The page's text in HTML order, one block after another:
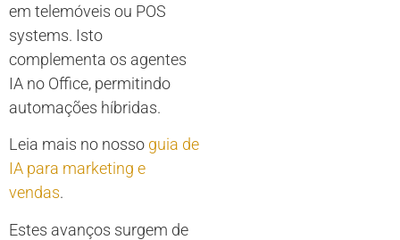
em telemóveis ou POS
systems. Isto
complementa os agentes
IA no Office, permitindo
automações híbridas.
Leia mais no nosso guia de
IA para marketing e
vendas.
Estes avanços surgem de